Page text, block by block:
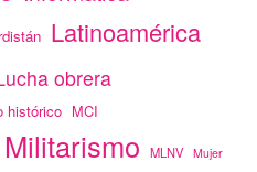
Latinoamérica
obrera
histórico MCI
Militarismo MLNV Mujer